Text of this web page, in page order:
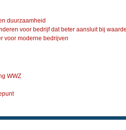
duurzaamheid
voor bedrijf dat beter aansluit bij
voor moderne bedrijven
WWZ